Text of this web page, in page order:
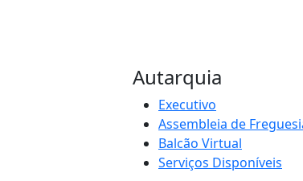
Autarquia
Executivo
Assembleia de
Balcão Virtual
Serviços Disponíveis